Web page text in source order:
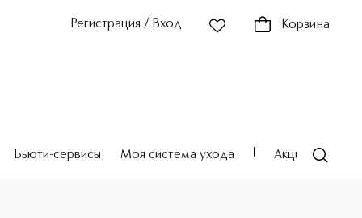
Регистрация / Вход Корзина
Бьюти-сервисы Моя система ухода Акции